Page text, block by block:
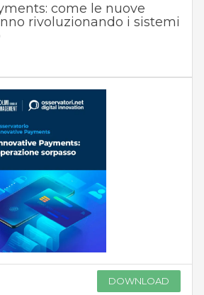
come le nuove
rivoluzionando i sistemi
DOWNLOAD